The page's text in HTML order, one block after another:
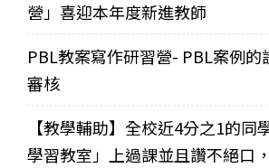
營」喜迎本年度新進教師
PBL教案寫作研習營- PBL案例的
審核
【教學輔助】全校近4分之1的同
學習教室」上過課並且讚不絕口